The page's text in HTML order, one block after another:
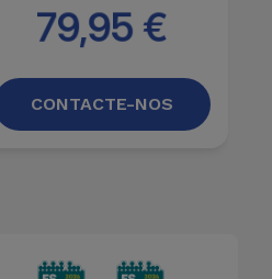
79,95 €
CONTACTE-NOS